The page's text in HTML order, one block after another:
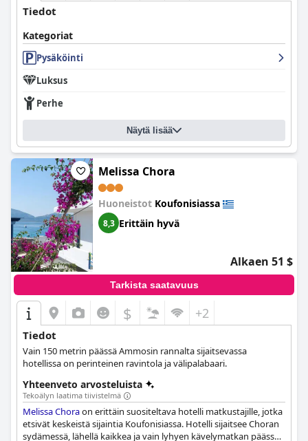
Tiedot
Kategoriat
Pysäköinti
Luksus
Perhe
Näytä lisää
Melissa Chora
Huoneistot Koufonisiassa
8,3 Erittäin hyvä
Alkaen 51 $
Tarkista saatavuus
$ +2
Tiedot
Vain 150 metrin päässä Ammosin rannalta sijaitsevassa
hotellissa on perinteinen ravintola ja välipalabaari.
Yhteenveto arvosteluista
Tekoälyn laatima tiivistelmä
Melissa Choraon erittäin suositeltava hotelli matkustajille, jotka
etsivät keskeistä sijaintia Koufonisiassa. Hotelli sijaitsee Choran
sydämessä, lähellä kaikkea ja vain lyhyen kävelymatkan päässä